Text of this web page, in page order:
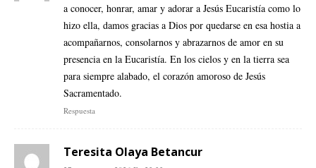
a conocer, honrar, amar y adorar a Jesús Eucaristía como lo
hizo ella, damos gracias a Dios por quedarse en esa hostia a
acompañarnos, consolarnos y abrazarnos de amor en su
presencia en la Eucaristía. En los cielos y en la tierra sea
para siempre alabado, el corazón amoroso de Jesús
Sacramentado.
Respuesta
Teresita Olaya Betancur